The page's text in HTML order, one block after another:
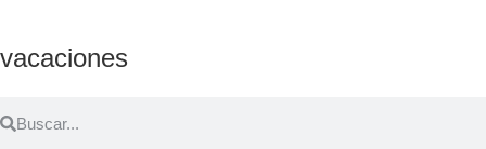
vacaciones